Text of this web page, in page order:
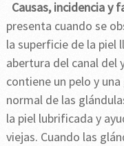
Causas, incidencia y
presenta cuando se
la superficie de la piel
abertura del canal del
contiene un pelo y
normal de las
la piel lubrificada y
viejas. Cuando las